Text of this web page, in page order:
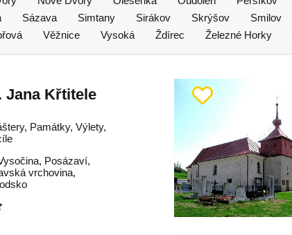
Sázava Simtany Sirákov Skrýšov Smilov
Věžnice Vysoká Ždírec Železné Horky
Jana Křtitele
Památky, Výlety,
, Posázaví,
vrchovina,